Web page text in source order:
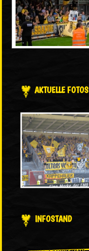
AKTUELLE FOTOS
INFOSTAND